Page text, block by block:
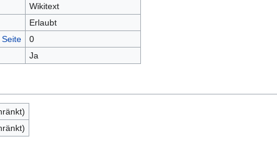
Wikitext
Erlaubt
0
Ja